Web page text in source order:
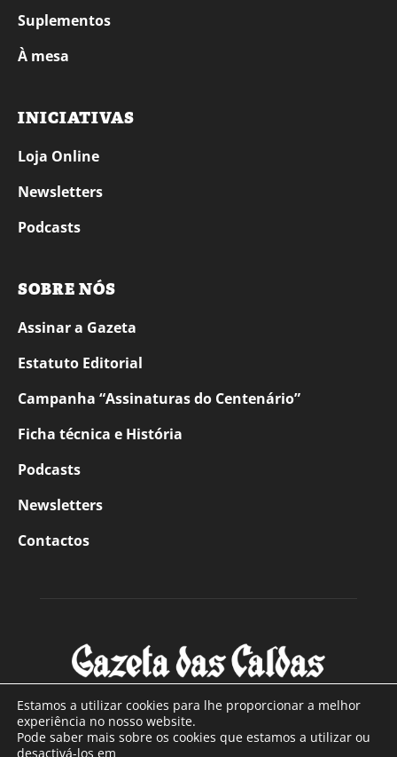
Suplementos
À mesa
INICIATIVAS
Loja Online
Newsletters
Podcasts
SOBRE NÓS
Assinar a Gazeta
Estatuto Editorial
Campanha “Assinaturas do Centenário”
Ficha técnica e História
Podcasts
Newsletters
Contactos
SOBRE NÓS
Estamos a utilizar cookies para lhe proporcionar a melhor
experiência no nosso website.
Pode saber mais sobre os cookies que estamos a utilizar ou
desactivá-los em